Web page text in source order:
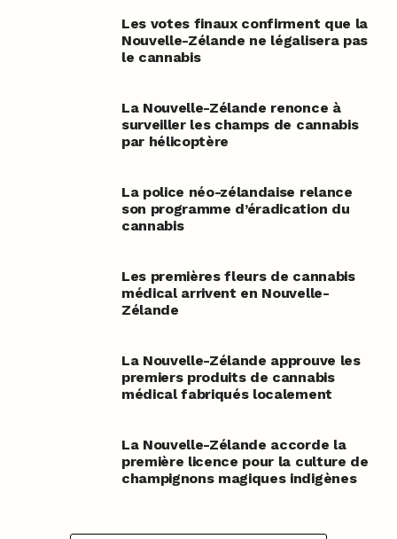
Les votes finaux confirment que la
Nouvelle-Zélande ne légalisera pas
le cannabis
La Nouvelle-Zélande renonce à
surveiller les champs de cannabis
par hélicoptère
La police néo-zélandaise relance
son programme d’éradication du
cannabis
Les premières fleurs de cannabis
médical arrivent en Nouvelle-
Zélande
La Nouvelle-Zélande approuve les
premiers produits de cannabis
médical fabriqués localement
La Nouvelle-Zélande accorde la
première licence pour la culture de
champignons magiques indigènes